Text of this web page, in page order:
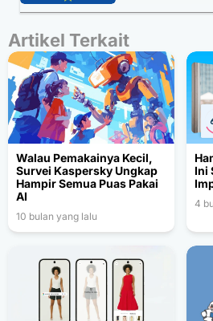
Artikel Terkait
Walau Pemakainya Kecil,
Survei Kaspersky Ungkap
Hampir Semua Puas Pakai
AI
10 bulan yang lalu
Ini
4